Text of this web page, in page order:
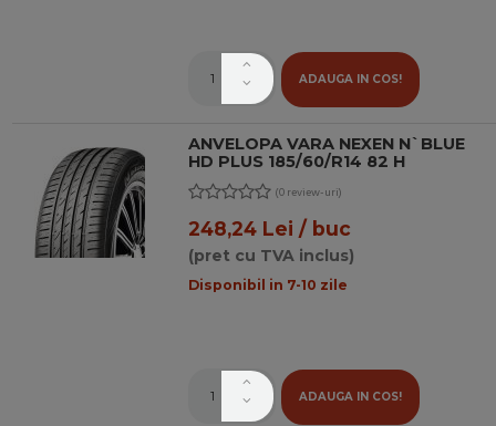
ADAUGA IN COS!
ANVELOPA VARA NEXEN N`BLUE
HD PLUS 185/60/R14 82 H
(0 review-uri)
248,24 Lei / buc
(pret cu TVA inclus)
Disponibil in 7-10 zile
ADAUGA IN COS!